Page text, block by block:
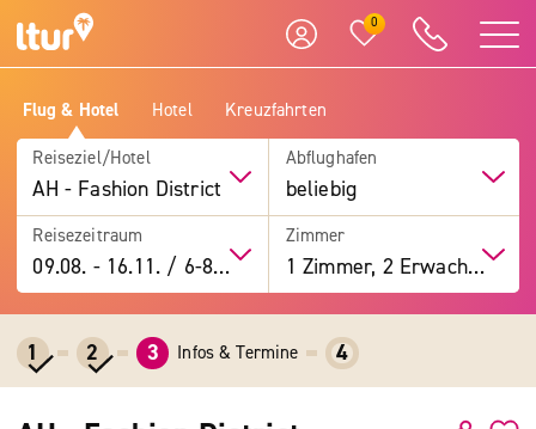
0
Flug & Hotel Hotel Kreuzfahrten
Reiseziel/Hotel
AH - Fashion District
Abflughafen
beliebig
Reisezeitraum
09.08. -16.11. / 6-8 Tage
Zimmer
1 Zimmer, 2 Erwachsene
1 2 3 Infos & Termine 4